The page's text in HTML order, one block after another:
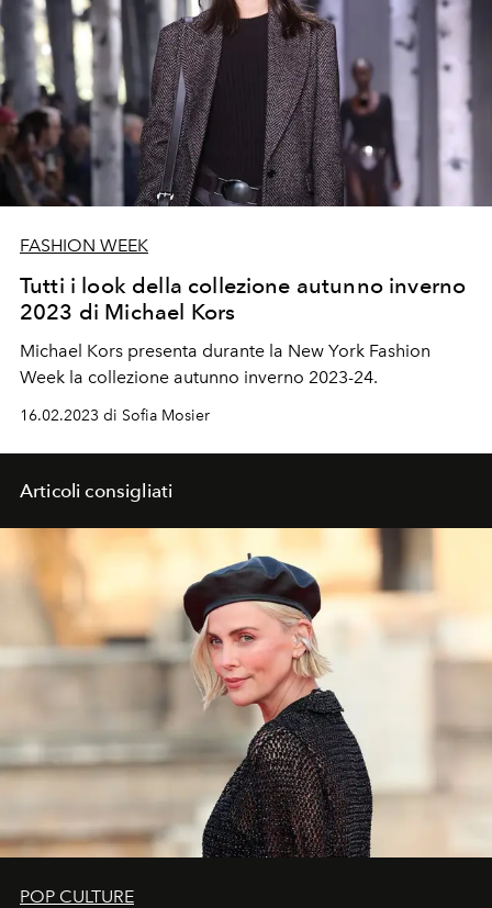
FASHION WEEK
Tutti i look della collezione autunno inverno
2023 di Michael Kors
Michael Kors presenta durante la New York Fashion
Week la collezione autunno inverno 2023-24.
16.02.2023 di Sofia Mosier
Articoli consigliati
POP CULTURE